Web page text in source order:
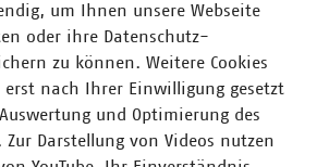
stehen die Vorträge im
Bereich zum Download zur
um Ihnen unsere Webseite
oder ihre Datenschutz-
zu können. Weitere Cookies
nach Ihrer Einwilligung gesetzt
und Optimierung des
Zur Darstellung von Videos nutzen